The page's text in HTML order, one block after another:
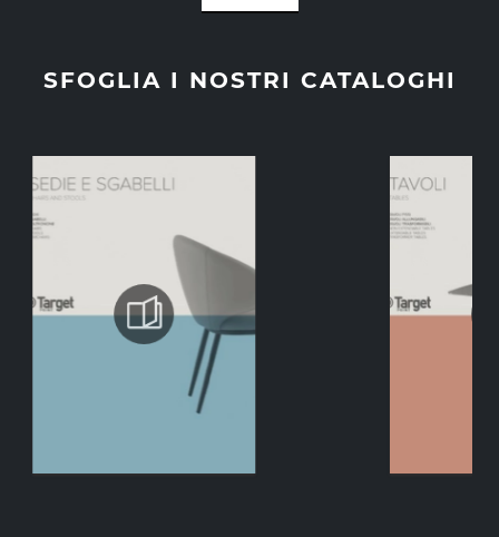
SFOGLIA I NOSTRI CATALOGHI